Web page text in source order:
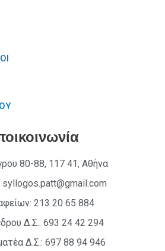
80-88, 117 41, Αθήνα
syllogos.patt@gmail.com
213 20 65 884
Δ.Σ.: 693 24 42 294
Δ.Σ.: 697 88 94 946